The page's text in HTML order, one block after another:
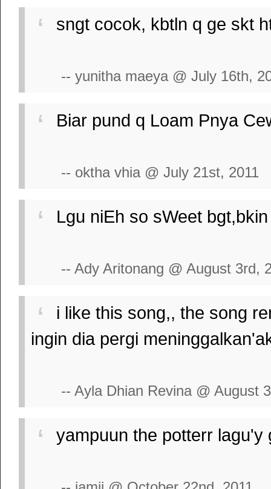
sngt cocok, kbtln q ge skt
-- yunitha maeya @ July 16th,
Biar pund q Loam Pnya
-- oktha vhia @ July 21st, 2011
Lgu niEh so sWeet
-- Ady Aritonang @ August 3rd,
i like this song,, the song
ingin dia pergi
-- Ayla Dhian Revina @ August
yampuun the potterr lagu'y